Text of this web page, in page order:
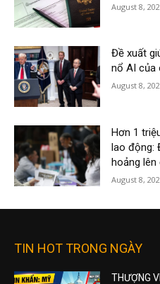
August 8,
Đề xuất
nổ AI của
August 8,
Hơn 1
lao động:
hoảng
August 8,
TIN HOT TRONG NGÀY
THƯỢNG